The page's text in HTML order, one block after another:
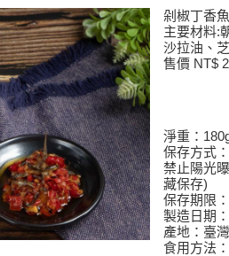
剁椒丁香
主要材料:
沙拉油、
售價 NT$
淨重：
保存方式
禁止陽光
藏保存)
保存期限
製造日期
產地：臺灣
食用方法